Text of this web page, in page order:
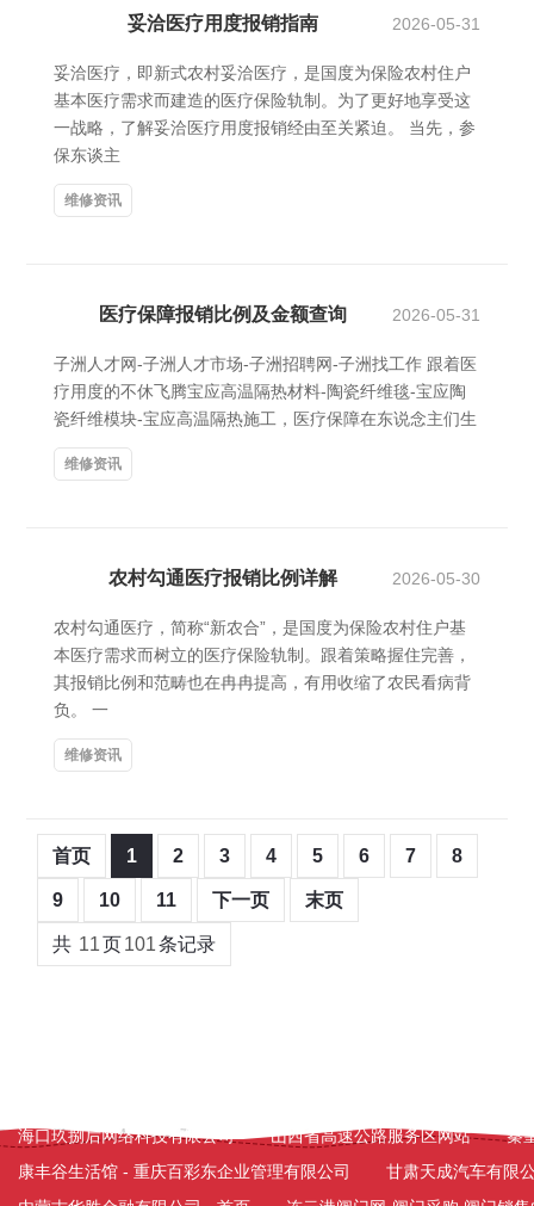
妥洽医疗用度报销指南 2026-05-31
妥洽医疗，即新式农村妥洽医疗，是国度为保险农村住户
基本医疗需求而建造的医疗保险轨制。为了更好地享受这
一战略，了解妥洽医疗用度报销经由至关紧迫。 当先，参
保东谈主
维修资讯
医疗保障报销比例及金额查询 2026-05-31
子洲人才网-子洲人才市场-子洲招聘网-子洲找工作 跟着医
疗用度的不休飞腾宝应高温隔热材料-陶瓷纤维毯-宝应陶
瓷纤维模块-宝应高温隔热施工，医疗保障在东说念主们生
维修资讯
农村勾通医疗报销比例详解 2026-05-30
农村勾通医疗，简称“新农合”，是国度为保险农村住户基
本医疗需求而树立的医疗保险轨制。跟着策略握住完善，
其报销比例和范畴也在冉冉提高，有用收缩了农民看病背
负。 一
维修资讯
首页 1 2 3 4 5 6 7 8
9 10 11 下一页 末页
共 11页101条记录
海口玖捌后网络科技有限公司
山西省高速公路服务区网站
秦
康丰谷生活馆 - 重庆百彩东企业管理有限公司
甘肃天成汽车有限